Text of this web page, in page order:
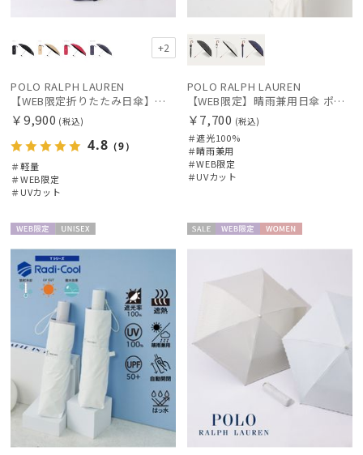
その他
カラー
価格・割引率
在庫表示
販売状況
入荷状況
+2
POLO RALPH LAUREN
【WEB限定折りたたみ日傘】ポロ ラルフ ローレン(POLO RALPH LAUREN)ワンポイントポロ刺繍×サコッシュ 遮光100% UV100%
￥9,900 (税込)
4.8 （9）
＃軽量
＃WEB限定
＃UVカット
POLO RALPH LAUREN
【WEB限定】晴雨兼用日傘 ポロ ラルフ ローレン（POLO RALPH LAUREN）オーバーロック刺繍 遮光100 UV100
￥7,700 (税込)
＃遮光100%
＃晴雨兼用
＃WEB限定
＃UVカット
定
X